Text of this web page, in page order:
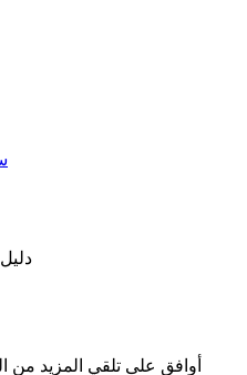
أوافق على تلقي المزيد من